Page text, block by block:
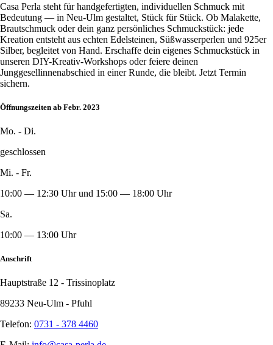
Casa Perla steht für handgefertigten, individuellen Schmuck mit
Bedeutung — in Neu-Ulm gestaltet, Stück für Stück. Ob Malakette,
Brautschmuck oder dein ganz persönliches Schmuckstück: jede
Kreation entsteht aus echten Edelsteinen, Süßwasserperlen und 925er
Silber, begleitet von Hand. Erschaffe dein eigenes Schmuckstück in
unseren DIY-Kreativ-Workshops oder feiere deinen
Junggesellinnenabschied in einer Runde, die bleibt. Jetzt Termin
sichern.
Öffnungszeiten ab Febr. 2023
Mo. - Di.
geschlossen
Mi. - Fr.
10:00 — 12:30 Uhr und 15:00 — 18:00 Uhr
Sa.
10:00 — 13:00 Uhr
Anschrift
Hauptstraße 12 - Trissinoplatz
89233 Neu-Ulm - Pfuhl
Telefon: 0731 - 378 4460